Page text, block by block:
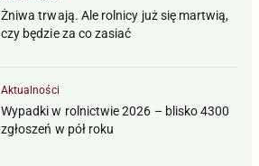
Żniwa trwają. Ale rolnicy już się martwią,
czy będzie za co zasiać
Aktualności
Wypadki w rolnictwie 2026 – blisko 4300
zgłoszeń w pół roku